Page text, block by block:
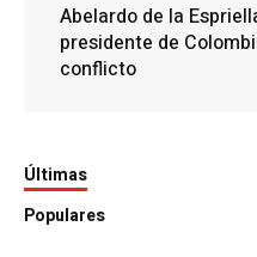
Abelardo de la
presidente de
conflicto
Últimas
Populares